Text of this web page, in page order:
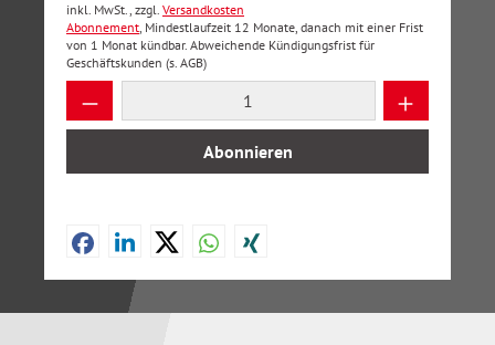
inkl. MwSt., zzgl. Versandkosten
Abonnement, Mindestlaufzeit 12 Monate, danach mit einer Frist
von 1 Monat kündbar. Abweichende Kündigungsfrist für
Geschäftskunden (s. AGB)
Produkt Anzahl: Gib den gewünschten
Abonnieren